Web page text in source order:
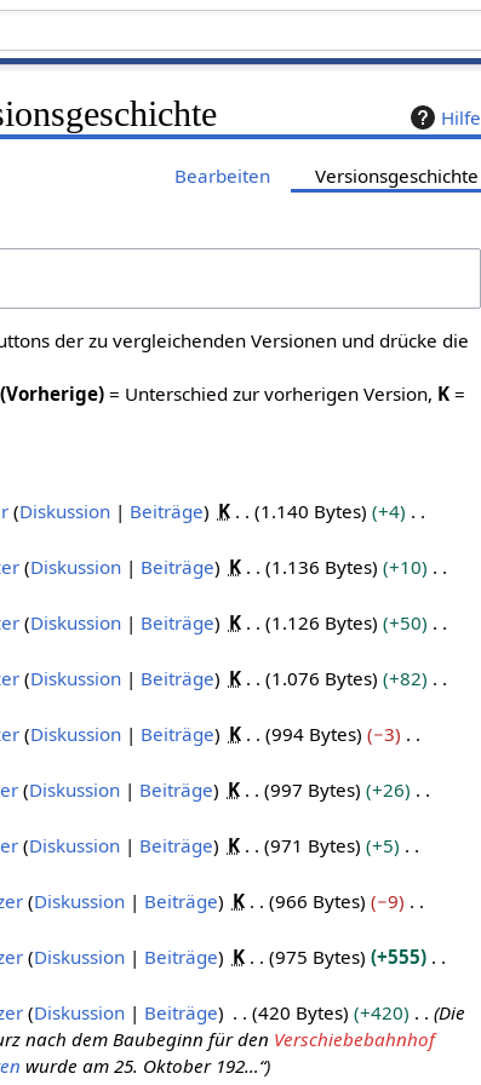
Hilfe
Bearbeiten Versionsgeschichte
der zu vergleichenden Versionen und drücke die
(Vorherige) = Unterschied zur vorherigen Version, K =
Diskussion Beiträge K 1.140 Bytes
+4
Diskussion Beiträge K 1.136 Bytes
+10
Diskussion Beiträge K 1.126 Bytes
+50
Diskussion Beiträge K 1.076 Bytes
+82
Diskussion Beiträge K 994 Bytes
−3
Diskussion Beiträge K 997 Bytes
+26
Diskussion Beiträge K 971 Bytes
+5
Diskussion Beiträge K 966 Bytes
−9
Diskussion Beiträge K 975 Bytes
+555
Diskussion Beiträge 420 Bytes +420
Die
nach dem Baubeginn für den Verschiebebahnhof
wurde am 25. Oktober 192…“